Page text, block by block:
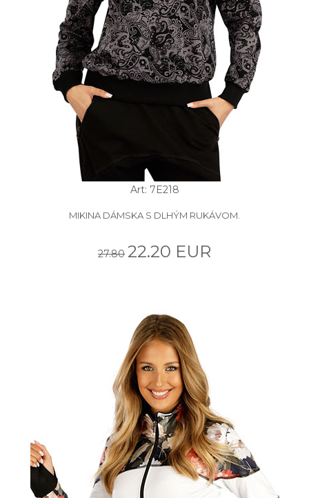
Art: 7E218
MIKINA DÁMSKA S DLHÝM RUKÁVOM.
27.80 22.20 EUR